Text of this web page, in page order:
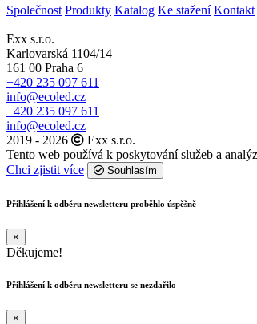
Společnost Produkty Katalog Ke stažení Kontakt
Exx s.r.o.
Karlovarská 1104/14
161 00 Praha 6
+420 235 097 611
info@ecoled.cz
+420 235 097 611
info@ecoled.cz
2019 - 2026
Exx s.r.o.
Tento web používá k poskytování služeb a
Chci zjistit více
Souhlasím
Přihlášení k odběru newsletteru proběhlo úspěšně
×
Děkujeme!
Přihlášení k odběru newsletteru se nezdařilo
×